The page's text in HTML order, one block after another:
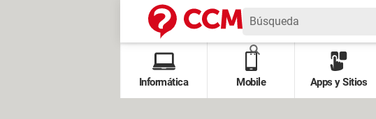
Informática Mobile Apps y Sitios